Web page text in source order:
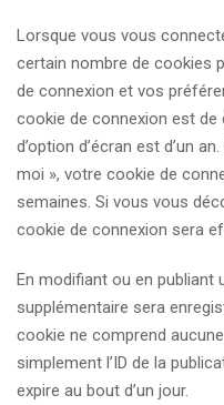
Lorsque vous vous
certain nombre de cookies
de connexion et vos
cookie de connexion est de
d’option d’écran est d’un
moi », votre cookie de
semaines. Si vous vous
cookie de connexion sera
En modifiant ou en publiant
supplémentaire sera
cookie ne comprend
simplement l’ID de la
expire au bout d’un jour.